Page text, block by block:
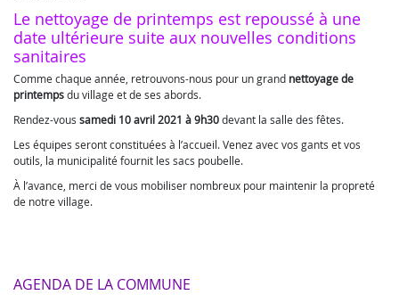
Le nettoyage de printemps est repoussé à une
date ultérieure suite aux nouvelles conditions
sanitaires
Comme chaque année, retrouvons-nous pour un grand nettoyage de
printempsdu village et de ses abords.
Rendez-vous samedi 10 avril 2021 à 9h30devant la salle des fêtes.
Les équipes seront constituées à l’accueil. Venez avec vos gants et vos
outils, la municipalité fournit les sacs poubelle.
À l’avance, merci de vous mobiliser nombreux pour maintenir la propreté
de notre village.
AGENDA DE LA COMMUNE